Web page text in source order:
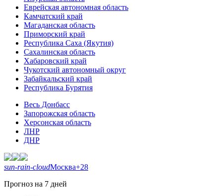
Еврейская автономная область
Камчатский край
Магаданская область
Приморский край
Республика Саха (Якутия)
Сахалинская область
Хабаровский край
Чукотский автономный округ
Забайкальский край
Республика Бурятия
Весь Донбасс
Запорожская область
Херсонская область
ЛНР
ДНР
sun-rain-cloudМосква+28
Прогноз на 7 дней